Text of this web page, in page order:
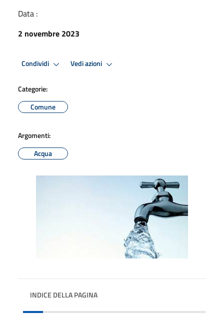
Data :
2 novembre 2023
Condividi Vedi azioni
Categorie:
Comune
Argomenti:
Acqua
INDICE DELLA PAGINA